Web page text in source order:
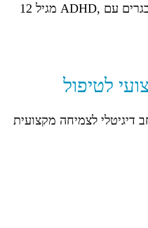
מה קורה באימון? אני עוזרת למתבגרים עם ,ADHD מגיל 12
לטיפול
דיגיטלי לצמיחה מקצועית